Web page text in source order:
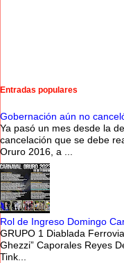
Entradas populares
Gobernación aún no
Ya pasó un mes desde la
cancelación que se debe
Oruro 2016, a ...
Rol de Ingreso Domingo
GRUPO 1 Diablada
Ghezzi” Caporales
Tink...